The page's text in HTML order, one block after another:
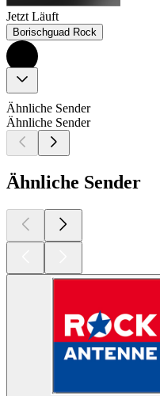
Jetzt Läuft
Borischguad Rock
Ähnliche Sender
Ähnliche Sender
Ähnliche Sender